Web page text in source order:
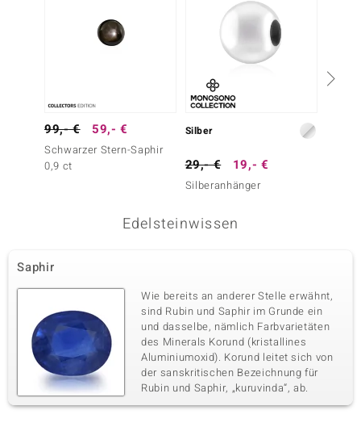
99,- € 59,- €
Schwarzer Stern-Saphir
0,9 ct
Silber
29,- € 19,- €
Silberanhänger
Edelsteinwissen
Saphir
Wie bereits an anderer Stelle erwähnt,
sind Rubin und Saphir im Grunde ein
und dasselbe, nämlich Farbvarietäten
des Minerals Korund (kristallines
Aluminiumoxid). Korund leitet sich von
der sanskritischen Bezeichnung für
Rubin und Saphir, „kuruvinda“, ab.